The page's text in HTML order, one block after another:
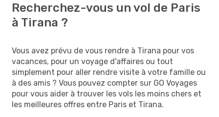
Recherchez-vous un vol de Paris
à Tirana ?
Vous avez prévu de vous rendre à Tirana pour vos
vacances, pour un voyage d'affaires ou tout
simplement pour aller rendre visite à votre famille ou
à des amis ? Vous pouvez compter sur GO Voyages
pour vous aider à trouver les vols les moins chers et
les meilleures offres entre Paris et Tirana.